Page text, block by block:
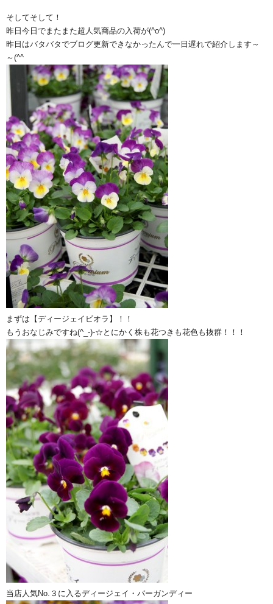
そしてそして！
昨日今日でまたまた超人気商品の入荷が(^o^)
昨日はバタバタでブログ更新できなかったんで一日遅れで紹介します～
～(^^ゞ
まずは【ディージェイビオラ】！！
もうおなじみですね(^_-)-☆とにかく株も花つきも花色も抜群！！！
当店人気No.３に入るディージェイ・バーガンディー